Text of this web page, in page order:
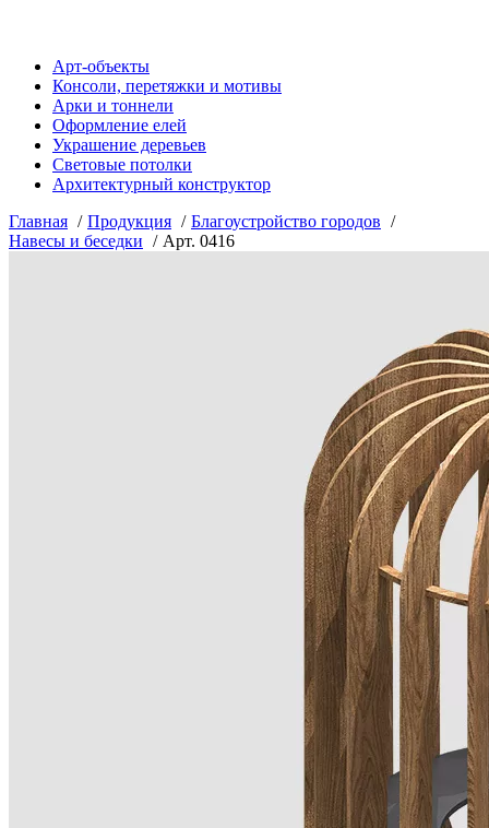
Арт-объекты
Консоли, перетяжки и мотивы
Арки и тоннели
Оформление елей
Украшение деревьев
Световые потолки
Архитектурный конструктор
Главная
Продукция
Благоустройство городов
Навесы и беседки
Арт. 0416